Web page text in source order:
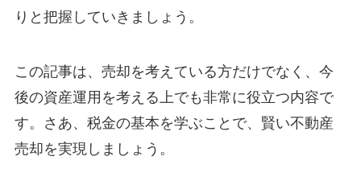
りと把握していきましょう。
この記事は、売却を考えている方だけでなく、今
後の資産運用を考える上でも非常に役立つ内容で
す。さあ、税金の基本を学ぶことで、賢い不動産
売却を実現しましょう。